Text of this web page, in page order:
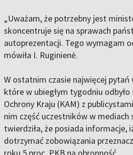
„Uważam, że potrzebny jest
skoncentruje się na sprawach
autoprezentacji. Tego wymagam
mówiła I. Ruginienė.
W ostatnim czasie najwięcej pytań
które w ubiegłym tygodniu
Ochrony Kraju (KAM) z
nim część uczestników w mediach
twierdziła, że posiada informacje,
dotrzymać zobowiązania